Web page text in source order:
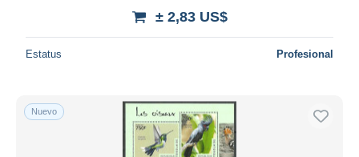
± 2,83 US$
Estatus Profesional
Nuevo